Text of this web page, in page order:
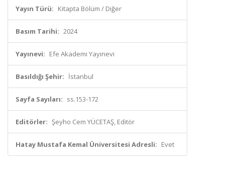
Yayın Türü: Kitapta Bölüm / Diğer
Basım Tarihi: 2024
Yayınevi: Efe Akademi Yayınevi
Basıldığı Şehir: İstanbul
Sayfa Sayıları: ss.153-172
Editörler: Şeyho Cem YÜCETAŞ, Editör
Hatay Mustafa Kemal Üniversitesi Adresli: Evet